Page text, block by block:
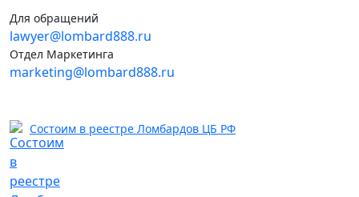
Для обращений
lawyer@lombard888.ru
Отдел Маркетинга
marketing@lombard888.ru
Состоим в реестре Ломбардов ЦБ РФ